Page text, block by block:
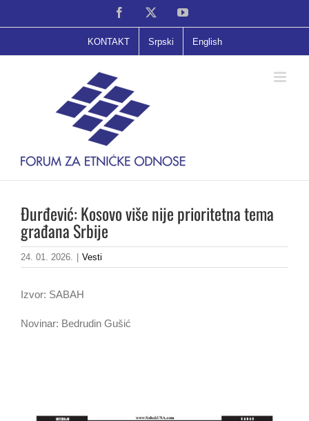
Facebook YouTube
KONTAKT Srpski English
Đurđević: Kosovo više nije prioritetna tema
građana Srbije
24. 01. 2026. Vesti
Izvor: SABAH
Novinar: Bedrudin Gušić